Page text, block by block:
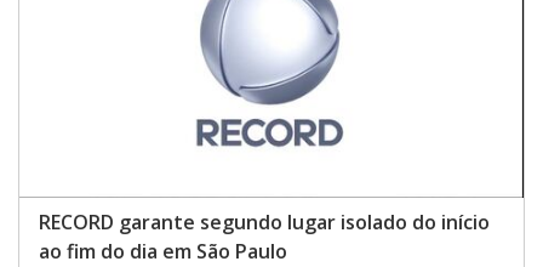
RECORD garante segundo lugar isolado do início
ao fim do dia em São Paulo